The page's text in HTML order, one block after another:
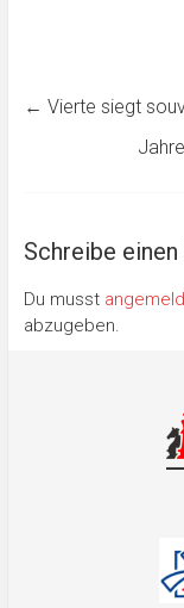
← Vierte siegt
Schreibe
Du musst
abzugeben.